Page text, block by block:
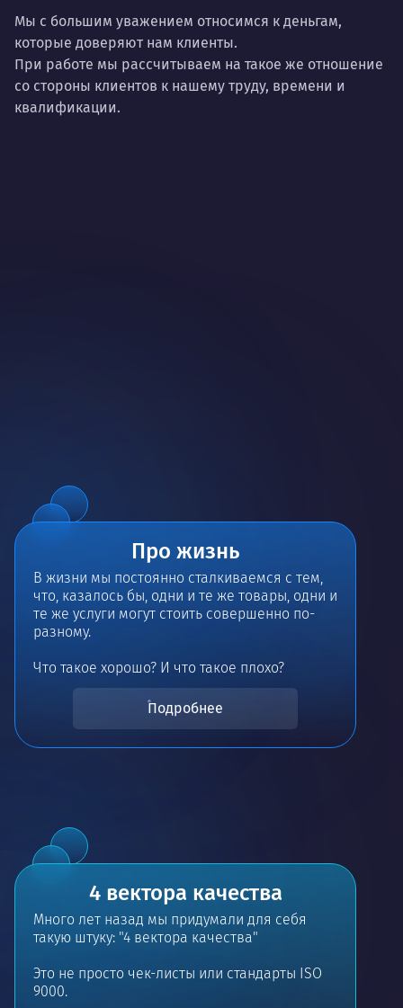
Нравится
Дышать. Без этого совсем не могу.
Умею
Мы с большим уважением относимся к деньгам,
которые доверяют нам клиенты.
При работе мы рассчитываем на такое же отношение
со стороны клиентов к нашему труду, времени и
квалификации.
Про жизнь
В жизни мы постоянно сталкиваемся с тем,
что, казалось бы, одни и те же товары, одни и
те же услуги могут стоить совершенно по-
разному.
Что такое хорошо? И что такое плохо?
Подробнее
4 вектора качества
Много лет назад мы придумали для себя
такую штуку: "4 вектора качества"
Это не просто чек-листы или стандарты ISO
9000.